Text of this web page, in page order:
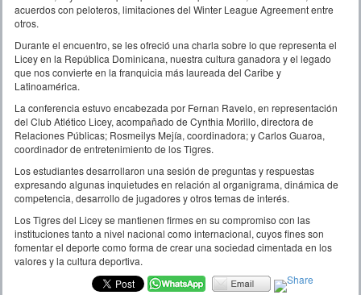
acuerdos con peloteros, limitaciones del Winter League Agreement entre
otros.
Durante el encuentro, se les ofreció una charla sobre lo que representa el
Licey en la República Dominicana, nuestra cultura ganadora y el legado
que nos convierte en la franquicia más laureada del Caribe y
Latinoamérica.
La conferencia estuvo encabezada por Fernan Ravelo, en representación
del Club Atlético Licey, acompañado de Cynthia Morillo, directora de
Relaciones Públicas; Rosmeilys Mejía, coordinadora; y Carlos Guaroa,
coordinador de entretenimiento de los Tigres.
Los estudiantes desarrollaron una sesión de preguntas y respuestas
expresando algunas inquietudes en relación al organigrama, dinámica de
competencia, desarrollo de jugadores y otros temas de interés.
Los Tigres del Licey se mantienen firmes en su compromiso con las
instituciones tanto a nivel nacional como internacional, cuyos fines son
fomentar el deporte como forma de crear una sociedad cimentada en los
valores y la cultura deportiva.